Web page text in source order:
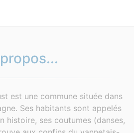
est une commune située dans
Ses habitants sont appelés
histoire, ses coutumes (danses,